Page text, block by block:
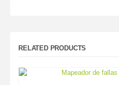
RELATED PRODUCTS